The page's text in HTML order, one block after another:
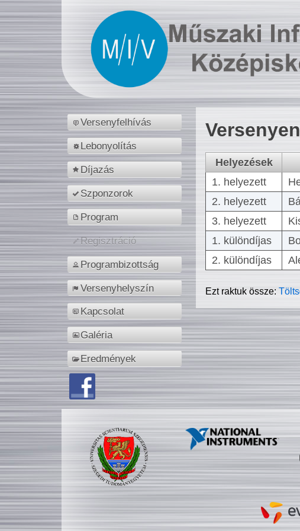
Versenyfelhívás
Lebonyolítás
Díjazás
Szponzorok
Program
Regisztráció
Programbizottság
Versenyhelyszín
Kapcsolat
Galéria
Eredmények
Helyezések
1. helyezett
2. helyezett
3. helyezett
1. különdíjas
2. különdíjas
Ezt raktuk össze: